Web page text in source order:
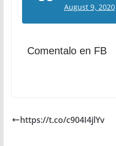
August 9, 2020
Comentalo en FB
https://t.co/c904I4jlYv